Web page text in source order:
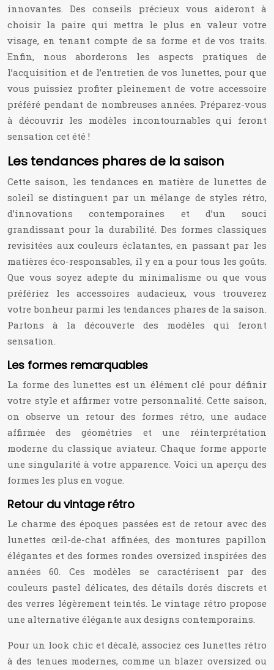
innovantes. Des conseils précieux vous aideront à
choisir la paire qui mettra le plus en valeur votre
visage, en tenant compte de sa forme et de vos traits.
Enfin, nous aborderons les aspects pratiques de
l’acquisition et de l’entretien de vos lunettes, pour que
vous puissiez profiter pleinement de votre accessoire
préféré pendant de nombreuses années. Préparez-vous
à découvrir les modèles incontournables qui feront
sensation cet été !
Les tendances phares de la saison
Cette saison, les tendances en matière de lunettes de
soleil se distinguent par un mélange de styles rétro,
d’innovations contemporaines et d’un souci
grandissant pour la durabilité. Des formes classiques
revisitées aux couleurs éclatantes, en passant par les
matières éco-responsables, il y en a pour tous les goûts.
Que vous soyez adepte du minimalisme ou que vous
préfériez les accessoires audacieux, vous trouverez
votre bonheur parmi les tendances phares de la saison.
Partons à la découverte des modèles qui feront
sensation.
Les formes remarquables
La forme des lunettes est un élément clé pour définir
votre style et affirmer votre personnalité. Cette saison,
on observe un retour des formes rétro, une audace
affirmée des géométries et une réinterprétation
moderne du classique aviateur. Chaque forme apporte
une singularité à votre apparence. Voici un aperçu des
formes les plus en vogue.
Retour du vintage rétro
Le charme des époques passées est de retour avec des
lunettes œil-de-chat affinées, des montures papillon
élégantes et des formes rondes oversized inspirées des
années 60. Ces modèles se caractérisent par des
couleurs pastel délicates, des détails dorés discrets et
des verres légèrement teintés. Le vintage rétro propose
une alternative élégante aux designs contemporains.
Pour un look chic et décalé, associez ces lunettes rétro
à des tenues modernes, comme un blazer oversized ou